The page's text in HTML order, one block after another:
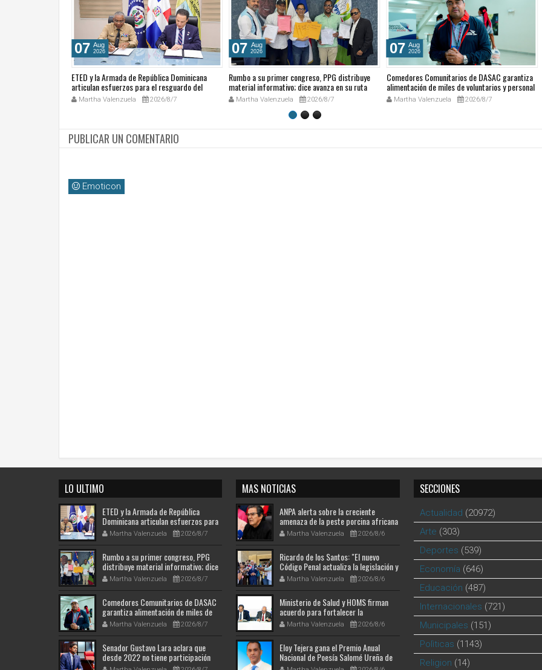
07 Aug
2026
ETED y la Armada de República Dominicana
articulan esfuerzos para el resguardo del
Sistema de Transmisión Eléctrica Nacional y
fortalecimiento de capacidades.
Martha Valenzuela 2026/8/7
07 Aug
2026
Rumbo a su primer congreso, PPG distribuye
material informativo; dice avanza en su ruta
hacia la historia
Martha Valenzuela 2026/8/7
07 Aug
2026
Comedores Comunitarios de DASAC garantiza
alimentación de miles de voluntarios y personal
de los XXV Juegos Centroamericanos y del
Caribe Santo Domingo 2026
Martha Valenzuela 2026/8/7
PUBLICAR UN COMENTARIO
Emoticon
LO ULTIMO
ETED y la Armada de República
Dominicana articulan esfuerzos para
el resguardo del Sistema de
Transmisión Eléctrica Nacional y
fortalecimiento de capacidades.
Martha Valenzuela 2026/8/7
Rumbo a su primer congreso, PPG
distribuye material informativo; dice
avanza en su ruta hacia la historia
Martha Valenzuela 2026/8/7
Comedores Comunitarios de DASAC
garantiza alimentación de miles de
voluntarios y personal de los XXV
Juegos Centroamericanos y del
Caribe Santo Domingo 2026
Martha Valenzuela 2026/8/7
Senador Gustavo Lara aclara que
desde 2022 no tiene participación
societaria, administrativa ni
MAS NOTICIAS
ANPA alerta sobre la creciente
amenaza de la peste porcina africana
en la República Dominicana
Martha Valenzuela 2026/8/6
Ricardo de los Santos: "El nuevo
Código Penal actualiza la legislación y
responde a nuevas realidades
delictivas"
Martha Valenzuela 2026/8/6
Ministerio de Salud y HOMS firman
acuerdo para fortalecer la
prevención, diagnóstico y tratamiento
de las hepatitis virales
Martha Valenzuela 2026/8/6
Eloy Tejera gana el Premio Anual
Nacional de Poesía Salomé Ureña de
Henríquez 2026
SECCIONES
Actualidad (20972)
Arte (303)
Deportes (539)
Economía (646)
Educación (487)
Internacionales (721)
Municipales (151)
Polìticas (1143)
Religion (14)